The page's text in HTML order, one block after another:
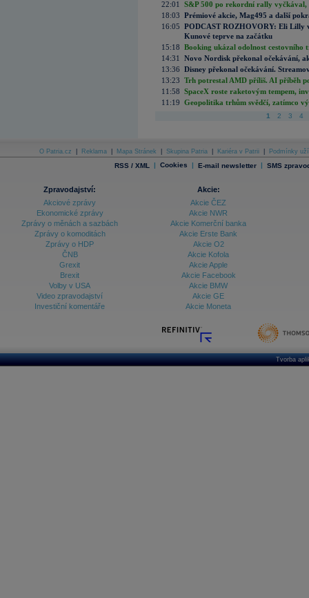
22:01
S&P 500 po rekordní rally vyčkával,
18:03 Prémiové akcie, Mag495 a další
16:05 PODCAST ROZHOVORY: Eli Lilly
Kunové teprve na začátku
15:18 Booking ukázal odolnost cestovního
14:31
Novo Nordisk překonal očekávání,
13:36 Disney překonal očekávání.
13:23 Trh potrestal AMD příliš. AI příběh
11:58 SpaceX roste raketovým tempem,
11:19 Geopolitika trhům svědčí, zatímco
1 2 3 4
O Patria.cz Reklama Mapa Stránek Skupina Patria Kariéra v Patrii Podmínky
RSS / XML | Cookies | E-mail newsletter | SMS
Zpravodajství:
Akciové zprávy
Ekonomické zprávy
Zprávy o měnách a sazbách
Zprávy o komoditách
Zprávy o HDP
ČNB
Grexit
Brexit
Volby v USA
Video zpravodajství
Investiční komentáře
Akcie:
Akcie ČEZ
Akcie NWR
Akcie Komerční banka
Akcie Erste Bank
Akcie O2
Akcie Kofola
Akcie Apple
Akcie Facebook
Akcie BMW
Akcie GE
Akcie Moneta
Tvorba